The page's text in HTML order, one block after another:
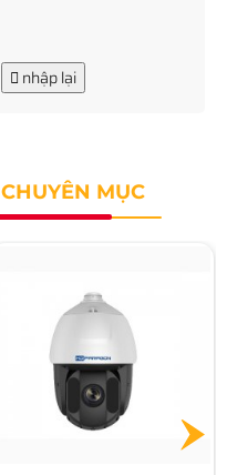
nhập lại
MỤC
PT7225TVI-IRA
11.660.000 đ